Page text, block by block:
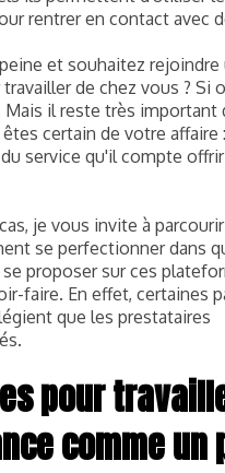
rentrer en contact avec
et souhaitez rejoindre
de chez vous ? Si
il reste très important
certain de votre affaire
service qu'il compte
je vous invite à parcourir
se perfectionner dans
proposer sur ces
faire. En effet, certaines
que les prestataires
pour
comme un